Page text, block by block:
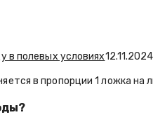
в полевых условиях12.11.2024
в пропорции 1 ложка